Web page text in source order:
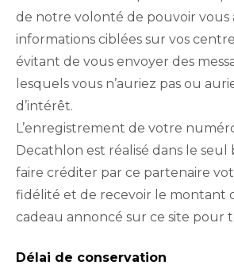
de notre volonté de pouvoir vous
informations ciblées sur vos
évitant de vous envoyer des
lesquels vous n’auriez pas ou
d’intérêt.
L’enregistrement de votre
Decathlon est réalisé dans le
faire créditer par ce partenaire
fidélité et de recevoir le montant
cadeau annoncé sur ce site pour
Délai de conservation